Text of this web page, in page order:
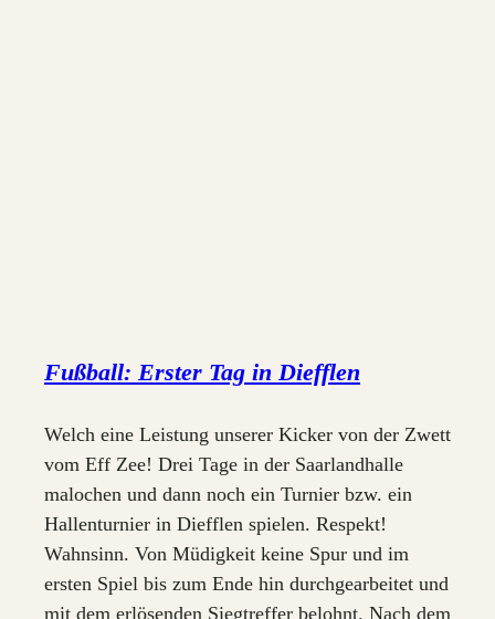
Fußball: Erster Tag in Diefflen
Welch eine Leistung unserer Kicker von der Zwett
vom Eff Zee! Drei Tage in der Saarlandhalle
malochen und dann noch ein Turnier bzw. ein
Hallenturnier in Diefflen spielen. Respekt!
Wahnsinn. Von Müdigkeit keine Spur und im
ersten Spiel bis zum Ende hin durchgearbeitet und
mit dem erlösenden Siegtreffer belohnt. Nach dem